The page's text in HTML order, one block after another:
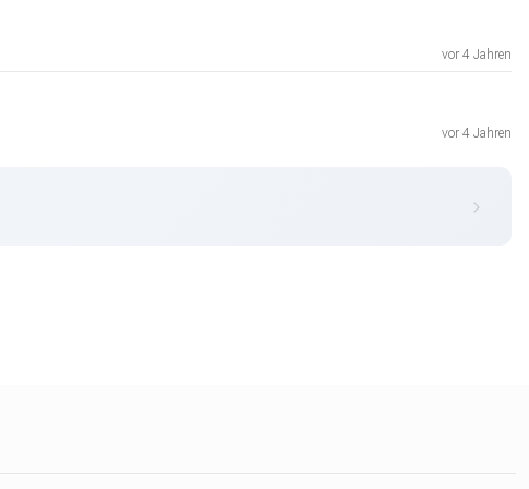
vor 4 Jahren
vor 4 Jahren